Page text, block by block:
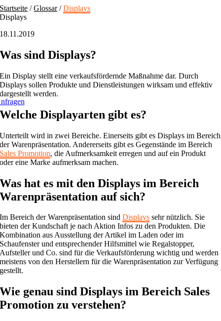
Skip
to
Startseite / Glossar / Displays
Displays
18.11.2019
Was sind Displays?
Ein Display stellt eine verkaufsfördernde Maßnahme dar. Durch
Displays sollen Produkte und Dienstleistungen wirksam und effektiv
dargestellt werden.
Welche Displayarten gibt es?
Unterteilt wird in zwei Bereiche. Einerseits gibt es Displays im Bereich
der Warenpräsentation. Andererseits gibt es Gegenstände im Bereich
Sales Promotion, die Aufmerksamkeit erregen und auf ein Produkt
oder eine Marke aufmerksam machen.
Was hat es mit den Displays im Bereich
Warenpräsentation auf sich?
Im Bereich der Warenpräsentation sindDisplays sehr nützlich. Sie
bieten der Kundschaft je nach Aktion Infos zu den Produkten. Die
Kombination aus Ausstellung der Artikel im Laden oder im
Schaufenster und entsprechender Hilfsmittel wie Regalstopper,
Aufsteller und Co. sind für die Verkaufsförderung wichtig und werden
meistens von den Herstellern für die Warenpräsentation zur Verfügung
gestellt.
Wie genau sind Displays im Bereich Sales
Promotion zu verstehen?